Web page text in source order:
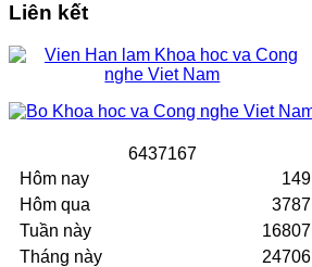
Liên kết
6437167
Hôm nay
Hôm qua
Tuần này
Tháng này
149
3787
16807
24706